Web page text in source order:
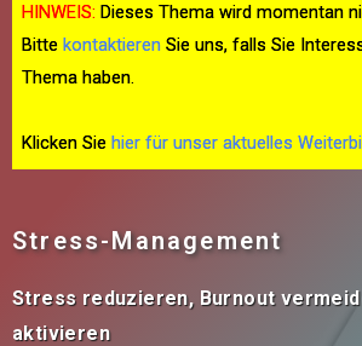
HINWEIS: Dieses Thema wird momentan
Bitte kontaktieren Sie uns, falls Sie
Thema haben.
Klicken Sie hier für unser aktuelles
Stress-Management
Stress reduzieren, Burnout
aktivieren